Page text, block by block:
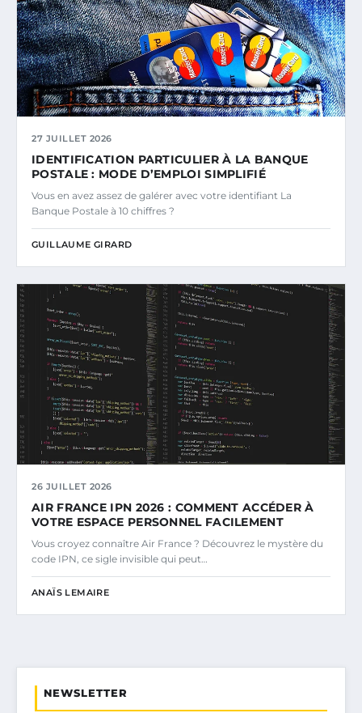
27 JUILLET 2026
IDENTIFICATION PARTICULIER À LA BANQUE
POSTALE : MODE D’EMPLOI SIMPLIFIÉ
Vous en avez assez de galérer avec votre identifiant La
Banque Postale à 10 chiffres ?
GUILLAUME GIRARD
26 JUILLET 2026
AIR FRANCE IPN 2026 : COMMENT ACCÉDER À
VOTRE ESPACE PERSONNEL FACILEMENT
Vous croyez connaître Air France ? Découvrez le mystère du
code IPN, ce sigle invisible qui peut…
ANAÏS LEMAIRE
NEWSLETTER